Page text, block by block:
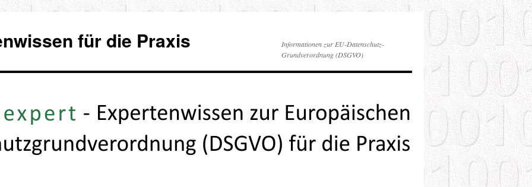
für die Praxis
Informationen zur EU-Datenschutz-
Grundverordnung (DSGVO)